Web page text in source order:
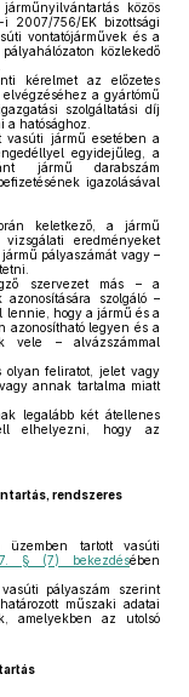
közös
2007/756/EK bizottsági
vontatójárművek és a
közlekedő
kérelmet az előzetes
a gyártómű
szolgáltatási díj
hatósághoz.
vasúti jármű esetében a
egyidejűleg, a
jármű darabszám
igazolásával
keletkező, a jármű
eredményeket
pályaszámát vagy –
szervezet más – a
szolgáló –
hogy a jármű és a
azonosítható legyen és a
vele – alvázszámmal
olyan feliratot, jelet vagy
annak tartalma miatt
legalább két átellenes
elhelyezni, hogy az
rendszeres
tartott vasúti
§ (7) bekezdésében
pályaszám szerint
műszaki adatai
amelyekben az utolsó